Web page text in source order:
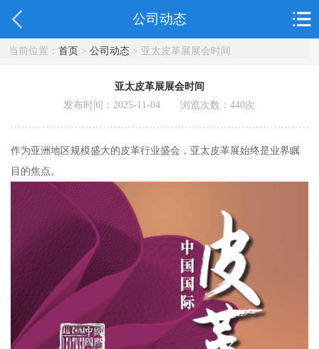
公司动态
当前位置： 首页> 公司动态> 亚太皮革展展会时间
亚太皮革展展会时间
发布时间：2025-11-04 浏览次数：440次
作为亚洲地区规模盛大的皮革行业盛会，亚太皮革展始终是业界瞩
目的焦点。